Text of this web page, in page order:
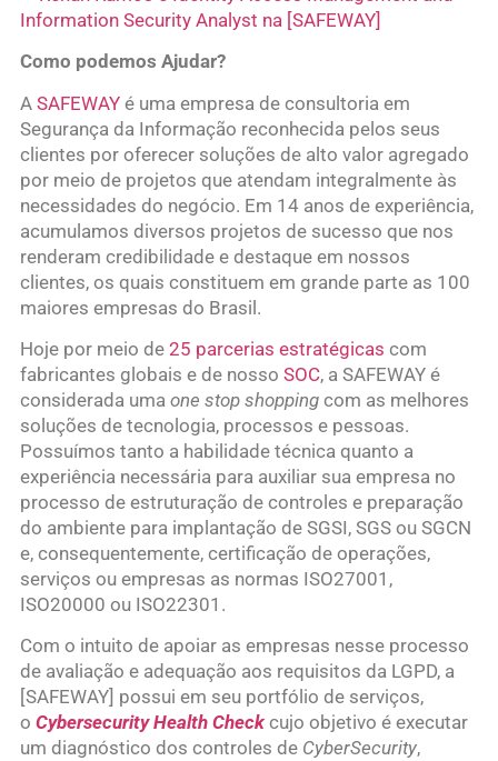
Information Security Analyst na [SAFEWAY]
Como podemos Ajudar?
A SAFEWAYé uma empresa de consultoria em
Segurança da Informação reconhecida pelos seus
clientes por oferecer soluções de alto valor agregado
por meio de projetos que atendam integralmente às
necessidades do negócio. Em 14 anos de experiência,
acumulamos diversos projetos de sucesso que nos
renderam credibilidade e destaque em nossos
clientes, os quais constituem em grande parte as 100
maiores empresas do Brasil.
Hoje por meio de 25 parcerias estratégicas com
fabricantes globais e de nosso SOC, a SAFEWAY é
considerada uma one stop shoppingcom as melhores
soluções de tecnologia, processos e pessoas.
Possuímos tanto a habilidade técnica quanto a
experiência necessária para auxiliar sua empresa no
processo de estruturação de controles e preparação
do ambiente para implantação de SGSI, SGS ou SGCN
e, consequentemente, certificação de operações,
serviços ou empresas as normas ISO27001,
ISO20000 ou ISO22301.
Com o intuito de apoiar as empresas nesse processo
de avaliação e adequação aos requisitos da LGPD, a
[SAFEWAY] possui em seu portfólio de serviços,
o Cybersecurity Health Check cujo objetivo é executar
um diagnóstico dos controles de CyberSecurity,